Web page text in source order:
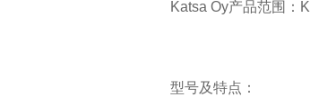
Katsa Oy产品范围：
型号及特点：